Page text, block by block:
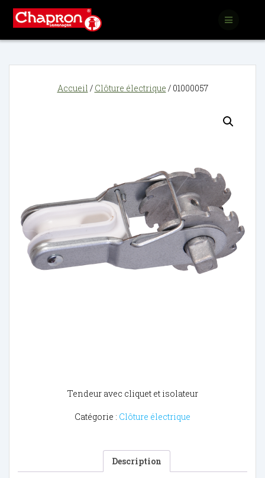
Accueil / Clôture électrique / 01000057
Tendeur avec cliquet et isolateur
Catégorie : Clôture électrique
Description